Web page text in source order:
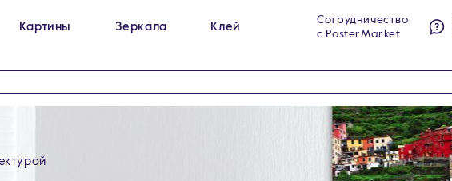
Картины
Картины на холсте 284
Зеркала
Гримёрные зеркала 23
Клей
Сотрудничество
с PosterMarket